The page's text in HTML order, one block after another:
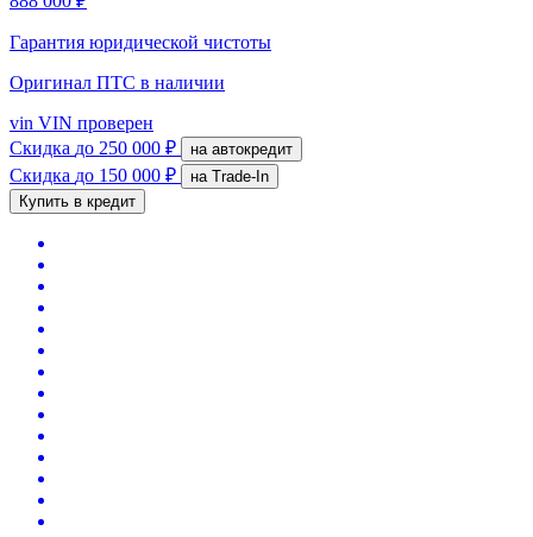
Гарантия юридической чистоты
Оригинал ПТС в наличии
vin VIN проверен
Скидка до 250 000 ₽ на автокредит
Скидка до 150 000 ₽
на Trade-In
Купить в кредит